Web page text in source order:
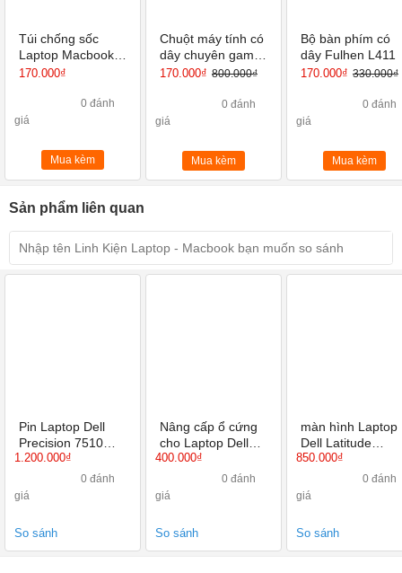
Túi chống sốc
Laptop Macbook
Air, Macbook Pro,
BUBM siêu mỏng
nhẹ
170.000₫
0 đánh
giá
Mua kèm
Chuột máy tính có
dây chuyên game
EM6502 Pro E Dra
170.000₫ 800.000₫
0 đánh
giá
Mua kèm
Bộ bàn phím có
dây Fulhen L411
170.000₫ 330.000₫
0 đánh
giá
Mua kèm
Sản phẩm liên quan
Pin Laptop Dell
Precision 7510
chính hãng
1.200.000₫
0 đánh
giá
So sánh
Nâng cấp ổ cứng
cho Laptop Dell
Precision 7510
400.000₫
0 đánh
giá
So sánh
màn hình Laptop
Dell Latitude
E7440 14 inch
HD+ ,Full HD, Full
HD IPS
850.000₫
0 đánh
giá
So sánh